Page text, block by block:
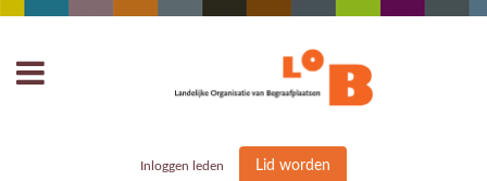
Inloggen leden Lid worden